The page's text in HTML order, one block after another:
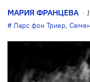
МАРИЯ ФРАНЦЕВА
Ларс фон Триер,